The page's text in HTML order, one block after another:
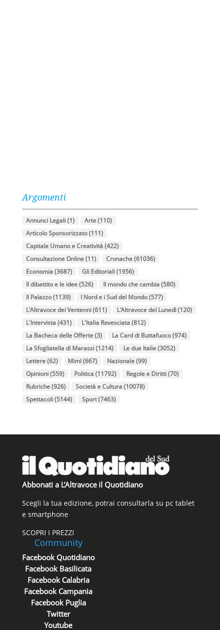
Argomenti
Annunci Legali(1) Arte(110)
Articolo Sponsorizzato(111)
Capitale Umano e Creatività(422)
Consultazione Online(11) Cronache(61036)
Economia(3687) Gli Editoriali(1956)
Il dibattito e le idee(526) Il mondo che cambia(580)
Il Palazzo(1139) I Nord e i Sud del Mondo(577)
L'Altravoce dei Ventenni(611) L'Altravoce del Lunedì(120)
L'Intervista(431) L'Italia Rovesciata(812)
La Bacheca delle Offerte(3) La Card di Buttafuoco(974)
La Sfogliatella di Marassi(1214) Le due Italie(3052)
Lettere(62) Mimì(667) Nazionale(99)
Opinioni(559) Politica(11792) Regole e Diritti(70)
Rubriche(926) Società e Cultura(10078)
Spettacoli(5144) Sport(7463)
Abbonati a L’Altravoce il Quotidiano
Scegli la tua edizione, potrai consultarla su pc tablet
e smartphone
SCOPRI I PREZZI
Community
Facebook Quotidiano
Facebook Basilicata
Facebook Calabria
Facebook Campania
Facebook Puglia
Twitter
Youtube